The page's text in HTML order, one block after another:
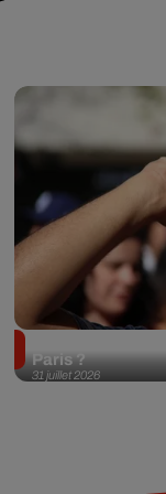
31 juillet 2026
Paris ?